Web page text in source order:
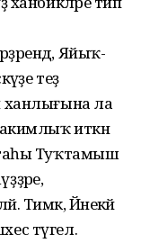
Яйыҡ-
теҙ
ханлығына ла
иткән
Туҡтамыш
Тимәк, Йәнекәй
түгел.